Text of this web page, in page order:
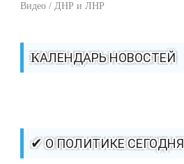
Видео / ДНР и ЛНР
КАЛЕНДАРЬ НОВОСТЕЙ
✔ О ПОЛИТИКЕ СЕГОДНЯ